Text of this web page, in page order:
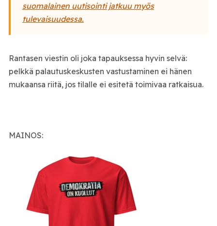
suomalainen uutisointi jatkuu myös
tulevaisuudessa.
Rantasen viestin oli joka tapauksessa hyvin selvä:
pelkkä palautuskeskusten vastustaminen ei hänen
mukaansa riitä, jos tilalle ei esitetä toimivaa ratkaisua.
MAINOS: